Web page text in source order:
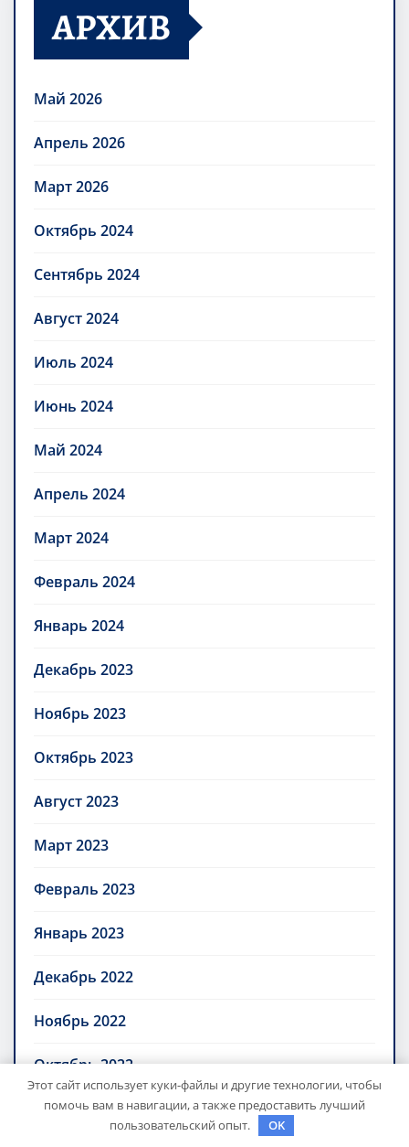
АРХИВ
Май 2026
Апрель 2026
Март 2026
Октябрь 2024
Сентябрь 2024
Август 2024
Июль 2024
Июнь 2024
Май 2024
Апрель 2024
Март 2024
Февраль 2024
Январь 2024
Декабрь 2023
Ноябрь 2023
Октябрь 2023
Август 2023
Март 2023
Февраль 2023
Январь 2023
Декабрь 2022
Ноябрь 2022
Октябрь 2022
Сентябрь 2022
Этот сайт использует куки-файлы и другие технологии, чтобы
помочь вам в навигации, а также предоставить лучший
пользовательский опыт.
OK